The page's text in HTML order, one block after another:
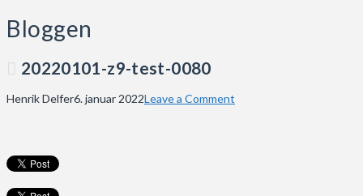
Bloggen
20220101-z9-test-0080
Henrik Delfer6. januar 2022Leave a Comment